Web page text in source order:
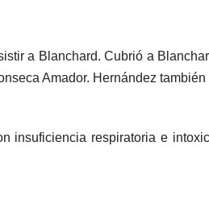
a Blanchard. Cubrió a
Amador. Hernández también
insuficiencia respiratoria e